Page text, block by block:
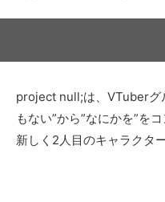
project null;は、VTuberグ
もない”から”なにかを”を
新しく2人目のキャラクタ